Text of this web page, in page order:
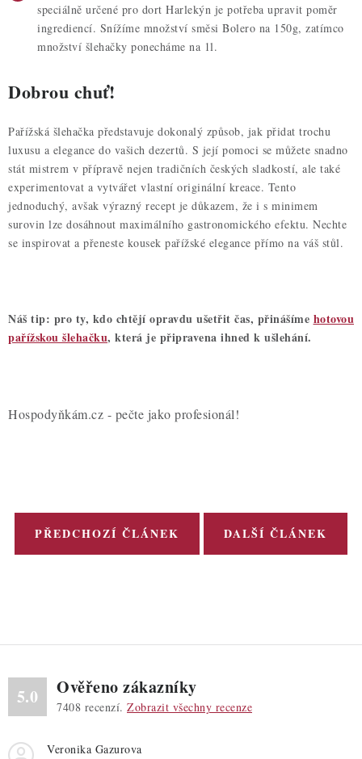
speciálně určené pro dort Harlekýn je potřeba upravit poměr
ingrediencí. Snížíme množství směsi Bolero na 150g, zatímco
množství šlehačky ponecháme na 1l.
Dobrou chuť!
Pařížská šlehačka představuje dokonalý způsob, jak přidat trochu
luxusu a elegance do vašich dezertů. S její pomoci se můžete snadno
stát mistrem v přípravě nejen tradičních českých sladkostí, ale také
experimentovat a vytvářet vlastní originální kreace. Tento
jednoduchý, avšak výrazný recept je důkazem, že i s minimem
surovin lze dosáhnout maximálního gastronomického efektu. Nechte
se inspirovat a přeneste kousek pařížské elegance přímo na váš stůl.
Náš tip: pro ty, kdo chtějí opravdu ušetřit čas, přinášíme hotovou
pařížskou šlehačku, která je připravena ihned k ušlehání.
Hospodyňkám.cz - pečte jako profesionál!
PŘEDCHOZÍ ČLÁNEK DALŠÍ ČLÁNEK
5.0 Ověřeno zákazníky
7408 recenzí. Zobrazit všechny recenze
Veronika Gazurova